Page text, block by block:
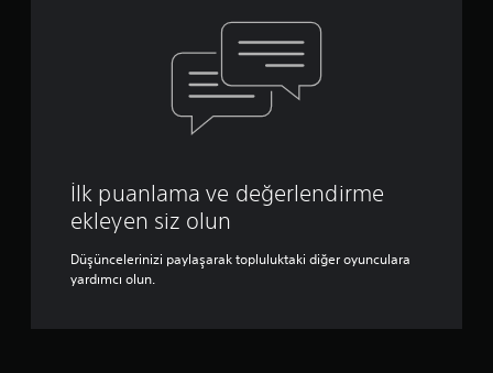
İlk puanlama ve değerlendirme
ekleyen siz olun
Düşüncelerinizi paylaşarak topluluktaki diğer oyunculara
yardımcı olun.